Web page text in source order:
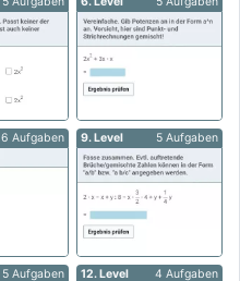
6 Aufgaben 9. Level 5 Aufgaben
5 Aufgaben 12. Level 4 Aufgaben